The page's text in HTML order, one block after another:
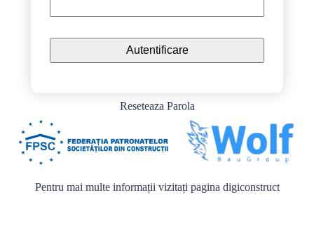
Reseteaza Parola
Pentru mai multe informații vizitați pagina digiconstruct